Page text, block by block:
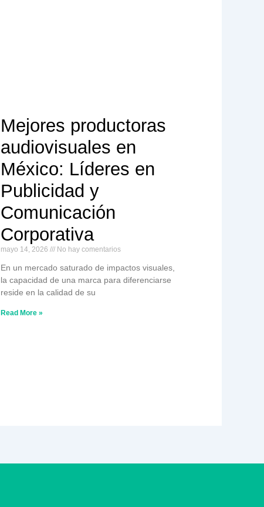
Mejores productoras
audiovisuales en
México: Líderes en
Publicidad y
Comunicación
Corporativa
mayo 14, 2026 No hay comentarios
En un mercado saturado de impactos visuales,
la capacidad de una marca para diferenciarse
reside en la calidad de su
Read More »